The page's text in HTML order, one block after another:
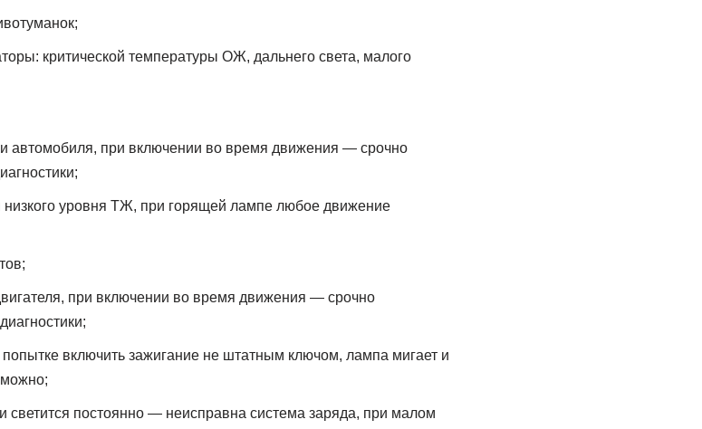
критической температуры ОЖ, дальнего света, малого
автомобиля, при включении во время движения — срочно
низкого уровня ТЖ, при горящей лампе любое движение
при включении во время движения — срочно
попытке включить зажигание не штатным ключом, лампа мигает и
светится постоянно — неисправна система заряда, при малом